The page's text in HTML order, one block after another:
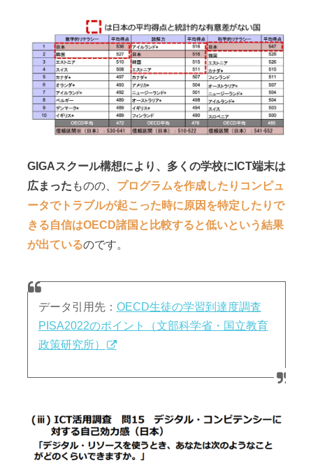
GIGAスクール構想により、多くの学校にICT端末は
広まった ものの、 プログラムを作成したりコンピュ
ータでトラブルが起こった時に原因を特定したりで
きる自信はOECD諸国と比較すると低いという結果
が出ているのです。
データ引用先： OECD生徒の学習到達度調査
PISA2022のポイント（⽂部科学省・国⽴教育
政策研究所）